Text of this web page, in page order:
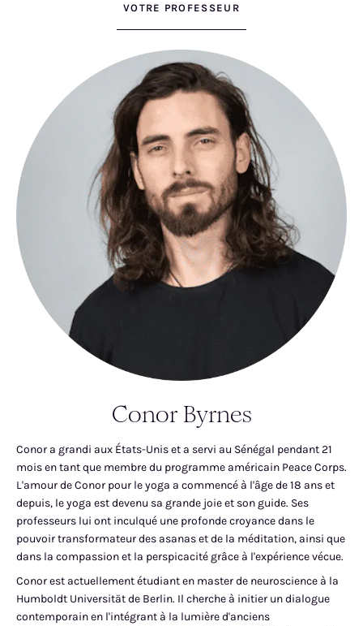
VOTRE PROFESSEUR
Conor Byrnes
Conor a grandi aux États-Unis et a servi au Sénégal pendant 21
mois en tant que membre du programme américain Peace Corps.
L'amour de Conor pour le yoga a commencé à l'âge de 18 ans et
depuis, le yoga est devenu sa grande joie et son guide. Ses
professeurs lui ont inculqué une profonde croyance dans le
pouvoir transformateur des asanas et de la méditation, ainsi que
dans la compassion et la perspicacité grâce à l'expérience vécue.
Conor est actuellement étudiant en master de neuroscience à la
Humboldt Universität de Berlin. Il cherche à initier un dialogue
contemporain en l'intégrant à la lumière d'anciens